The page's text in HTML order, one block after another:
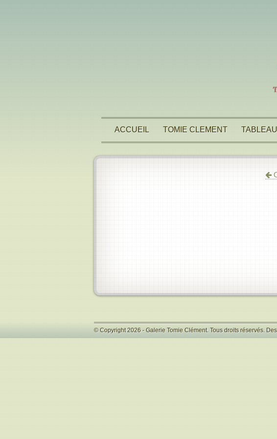
ACCUEIL TOMIE CLEMENT
© Copyright 2026 - Galerie Tomie Clément. Tous droits réservés.